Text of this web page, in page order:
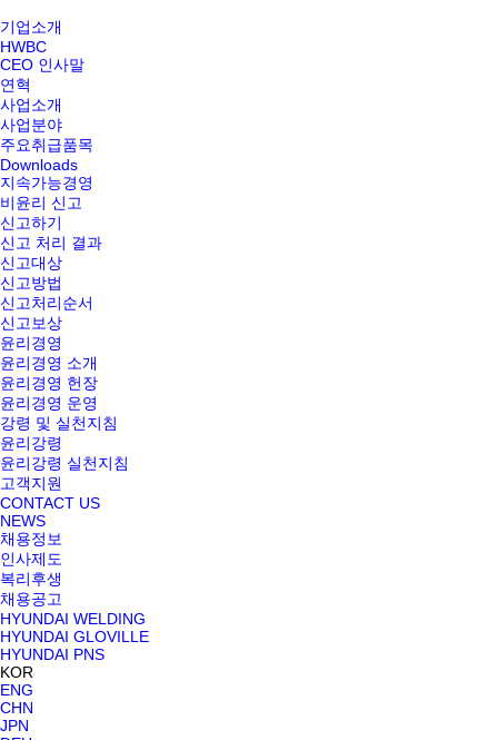
기업소개
HWBC
CEO 인사말
연혁
사업소개
사업분야
주요취급품목
Downloads
지속가능경영
비윤리 신고
신고하기
신고 처리 결과
신고대상
신고방법
신고처리순서
신고보상
윤리경영
윤리경영 소개
윤리경영 헌장
윤리경영 운영
강령 및 실천지침
윤리강령
윤리강령 실천지침
고객지원
CONTACT US
NEWS
채용정보
인사제도
복리후생
채용공고
HYUNDAI WELDING
HYUNDAI GLOVILLE
HYUNDAI PNS
KOR
ENG
CHN
JPN